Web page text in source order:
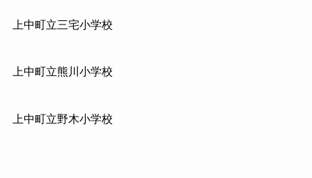
上中町立三宅小学校
上中町立熊川小学校
上中町立野木小学校